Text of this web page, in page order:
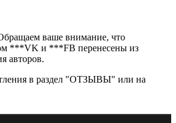
ваше внимание, что
***VK и ***FB перенесены из
авторов.
в раздел "ОТЗЫВЫ" или на